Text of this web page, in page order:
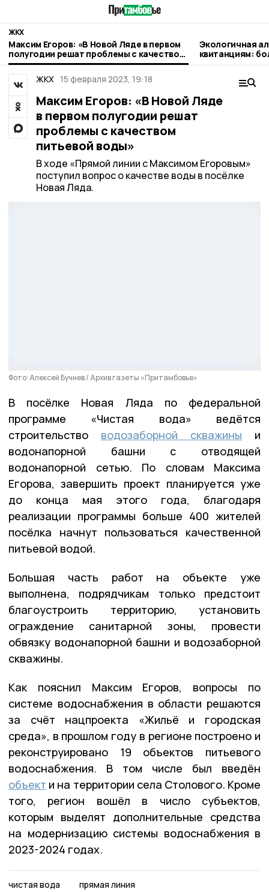
ЖКХ
Максим Егоров: «В Новой Ляде в первом
полугодии решат проблемы с качеством
питьевой воды»
Экологичная
квитанциям:
оплачивают
ЖКХ 15 февраля 2023, 19:18
Максим Егоров: «В Новой Ляде
в первом полугодии решат
проблемы с качеством
питьевой воды»
В ходе «Прямой линии с Максимом Егоровым»
поступил вопрос о качестве воды в посёлке
Новая Ляда.
Фото: Алексей Бучнев / Архив газеты «Притамбовье»
В посёлке Новая Ляда по федеральной
программе «Чистая вода» ведётся
строительство водозаборной скважины и
водонапорной башни с отводящей
водонапорной сетью. По словам Максима
Егорова, завершить проект планируется уже
до конца мая этого года, благодаря
реализации программы больше 400 жителей
посёлка начнут пользоваться качественной
питьевой водой.
Большая часть работ на объекте уже
выполнена, подрядчикам только предстоит
благоустроить территорию, установить
ограждение санитарной зоны, провести
обвязку водонапорной башни и водозаборной
скважины.
Как пояснил Максим Егоров, вопросы по
системе водоснабжения в области решаются
за счёт нацпроекта «Жильё и городская
среда», в прошлом году в регионе построено и
реконструировано 19 объектов питьевого
водоснабжения. В том числе был введён
объект и на территории села Столового. Кроме
того, регион вошёл в число субъектов,
которым выделят дополнительные средства
на модернизацию системы водоснабжения в
2023-2024 годах.
чистая вода прямая линия